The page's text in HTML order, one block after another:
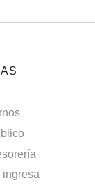
ingresa